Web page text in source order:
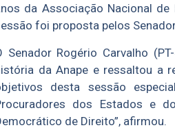
da Associação Nacional
foi proposta pelos
Senador Rogério Carvalho
da Anape e ressaltou a
desta sessão
dos Estados e
de Direito”, afirmou.